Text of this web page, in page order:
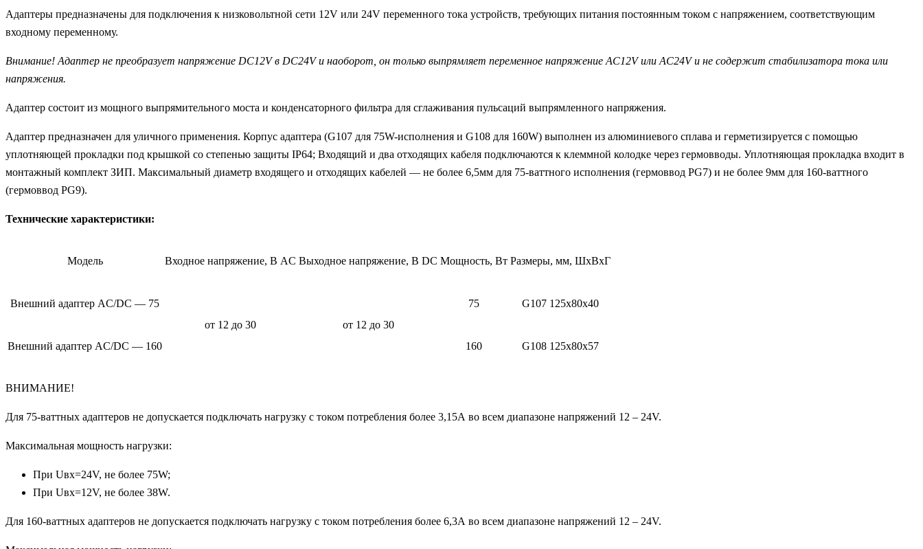
Адаптеры предназначены для подключения к низковольтной сети 12V или 24V переменного тока устройств, требующих питания постоянным током c напряжением, соответствующим
входному переменному.
Внимание! Адаптер не преобразует напряжение DC12V в DC24V и наоборот, он только выпрямляет переменное напряжение AC12V или AC24V и не содержит стабилизатора тока или
напряжения.
Адаптер состоит из мощного выпрямительного моста и конденсаторного фильтра для сглаживания пульсаций выпрямленного напряжения.
Адаптер предназначен для уличного применения. Корпус адаптера (G107 для 75W-исполнения и G108 для 160W) выполнен из алюминиевого сплава и герметизируется с помощью
уплотняющей прокладки под крышкой со степенью защиты IP64; Входящий и два отходящих кабеля подключаются к клеммной колодке через гермовводы. Уплотняющая прокладка входит в
монтажный комплект ЗИП. Максимальный диаметр входящего и отходящих кабелей — не более 6,5мм для 75-ваттного исполнения (гермоввод PG7) и не более 9мм для 160-ваттного
(гермоввод PG9).
Технические характеристики:
Модель Входное напряжение, В AC Выходное напряжение, В DC Мощность, Вт Размеры, мм, ШхВхГ
Внешний адаптер AC/DC — 75
от 12 до 30
от 12 до 30
75 G107 125x80x40
Внешний адаптер AC/DC — 160 160 G108 125x80x57
ВНИМАНИЕ!
Для 75-ваттных адаптеров не допускается подключать нагрузку с током потребления более 3,15А во всем диапазоне напряжений 12 – 24V.
Максимальная мощность нагрузки:
При Uвх=24V, не более 75W;
При Uвх=12V, не более 38W.
Для 160-ваттных адаптеров не допускается подключать нагрузку с током потребления более 6,3А во всем диапазоне напряжений 12 – 24V.